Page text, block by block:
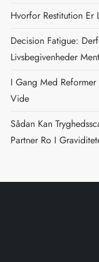
Hvorfor Restitution
Decision Fatigue:
Livsbegivenheder
I Gang Med
Vide
Sådan Kan
Partner Ro I